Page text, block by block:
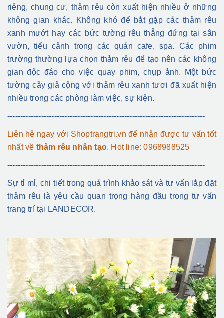
riêng, chung cư, thảm rêu còn xuất hiện nhiều ở những
không gian khác. Không khó để bắt gặp các thảm rêu
xanh mướt hay các bức tường rêu thẳng đứng tại sân
vườn, tiểu cảnh trong các quán cafe, spa. Các phim
trường thường lựa chọn thảm rêu để tạo nên các không
gian độc đáo cho việc quay phim, chụp ảnh. Một bức
tường cây giả cộng với thảm rêu xanh tươi đã xuất hiện
nhiều trong các phòng làm việc, sự kiện.
----------------------------------------------------------------------------
Liên hệ ngay với Shoptrangtri.vn để nhận được tư vấn tốt
nhất về thảm rêu nhân tạo. Hot line: 0968988525
----------------------------------------------------------------------------
Sự tỉ mỉ, chi tiết trong quá trình khảo sát và tư vấn lắp đặt
thảm rêu là yêu cầu quan trọng hàng đầu trong tư vấn
trang trí tại LANDECOR.